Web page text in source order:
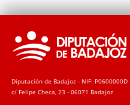
Diputación de Badajoz - NIF: P0600000D
c/ Felipe Checa, 23 - 06071 Badajoz